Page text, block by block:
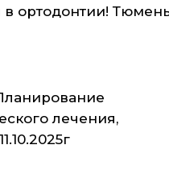
в ортодонтии!
лечения,